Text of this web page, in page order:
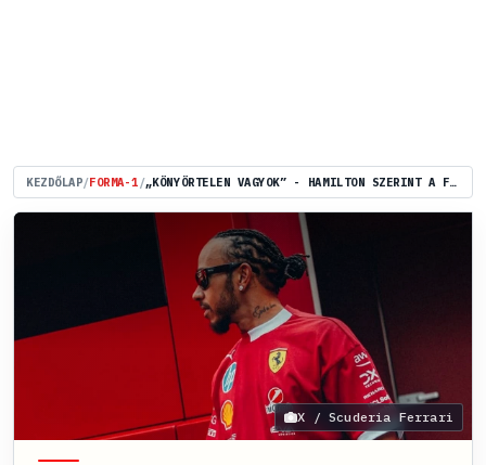
KEZDŐLAP/FORMA-1/ „KÖNYÖRTELEN VAGYOK” - HAMILTON SZERINT A FERRARI NEM VOLT HOZZÁSZOKVA EGY HOZZÁ HASONLÓ VERSENYZŐHÖZ
X / Scuderia Ferrari